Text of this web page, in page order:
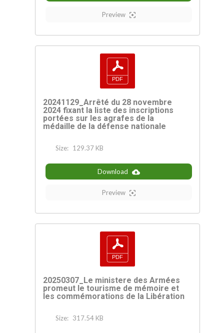
Preview
20241129_Arrêté du 28 novembre
2024 fixant la liste des inscriptions
portées sur les agrafes de la
médaille de la défense nationale
Size: 129.37 KB
Download
Preview
20250307_Le ministere des Armées
promeut le tourisme de mémoire et
les commémorations de la Libération
Size: 317.54 KB